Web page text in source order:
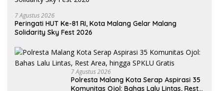
7 Agustus 2026
Peringati HUT Ke-81 RI, Kota Malang Gelar Malang
Solidarity Sky Fest 2026
7 Agustus 2026
Polresta Malang Kota Serap Aspirasi 35
Komunitas Ojol: Bahas Lalu Lintas, Rest